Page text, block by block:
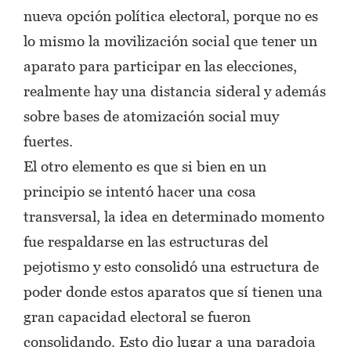
nueva opción política electoral, porque no es
lo mismo la movilización social que tener un
aparato para participar en las elecciones,
realmente hay una distancia sideral y además
sobre bases de atomización social muy
fuertes.
El otro elemento es que si bien en un
principio se intentó hacer una cosa
transversal, la idea en determinado momento
fue respaldarse en las estructuras del
pejotismo y esto consolidó una estructura de
poder donde estos aparatos que sí tienen una
gran capacidad electoral se fueron
consolidando. Esto dio lugar a una paradoja